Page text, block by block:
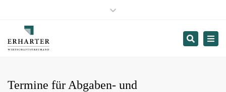
Hopfgarten:+43 53 35 / 28 94
Search
Termine für Abgaben- und